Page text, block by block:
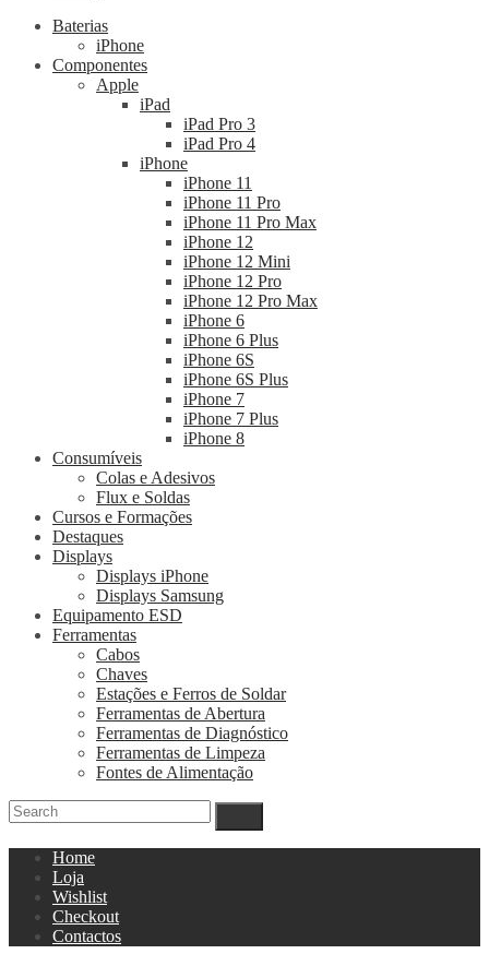
Baterias
iPhone
Componentes
Apple
iPad
iPad Pro 3
iPad Pro 4
iPhone
iPhone 11
iPhone 11 Pro
iPhone 11 Pro Max
iPhone 12
iPhone 12 Mini
iPhone 12 Pro
iPhone 12 Pro Max
iPhone 6
iPhone 6 Plus
iPhone 6S
iPhone 6S Plus
iPhone 7
iPhone 7 Plus
iPhone 8
Consumíveis
Colas e Adesivos
Flux e Soldas
Cursos e Formações
Destaques
Displays
Displays iPhone
Displays Samsung
Equipamento ESD
Ferramentas
Cabos
Chaves
Estações e Ferros de Soldar
Ferramentas de Abertura
Ferramentas de Diagnóstico
Ferramentas de Limpeza
Fontes de Alimentação
Home
Loja
Wishlist
Checkout
Contactos